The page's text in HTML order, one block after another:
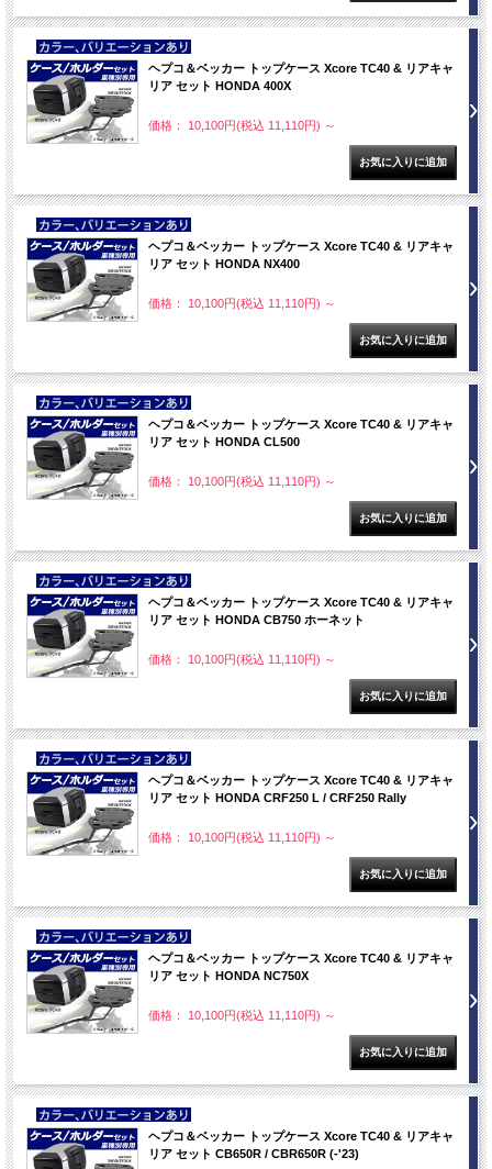
NEW
ヘプコ＆ベッカー トップケース Xcore TC40 & リアキャ
リア セット HONDA 400X
価格： 10,100円(税込 11,110円) ～
NEW
ヘプコ＆ベッカー トップケース Xcore TC40 & リアキャ
リア セット HONDA NX400
価格： 10,100円(税込 11,110円) ～
NEW
ヘプコ＆ベッカー トップケース Xcore TC40 & リアキャ
リア セット HONDA CL500
価格： 10,100円(税込 11,110円) ～
NEW
ヘプコ＆ベッカー トップケース Xcore TC40 & リアキャ
リア セット HONDA CB750 ホーネット
価格： 10,100円(税込 11,110円) ～
NEW
ヘプコ＆ベッカー トップケース Xcore TC40 & リアキャ
リア セット HONDA CRF250 L / CRF250 Rally
価格： 10,100円(税込 11,110円) ～
NEW
ヘプコ＆ベッカー トップケース Xcore TC40 & リアキャ
リア セット HONDA NC750X
価格： 10,100円(税込 11,110円) ～
NEW
ヘプコ＆ベッカー トップケース Xcore TC40 & リアキャ
リア セット CB650R / CBR650R (-'23)